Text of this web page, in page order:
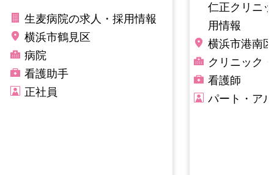
生麦病院の求人・採用情報
横浜市鶴見区
病院
看護助手
正社員
仁正クリニ
用情報
横浜市港南区
クリニック
看護師
パート・ア